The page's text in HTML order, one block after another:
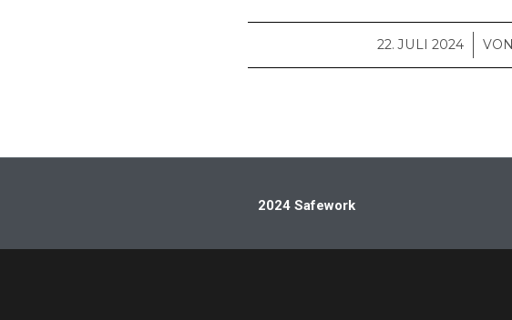
22. JULI 2024
/ VON
2024 Safework